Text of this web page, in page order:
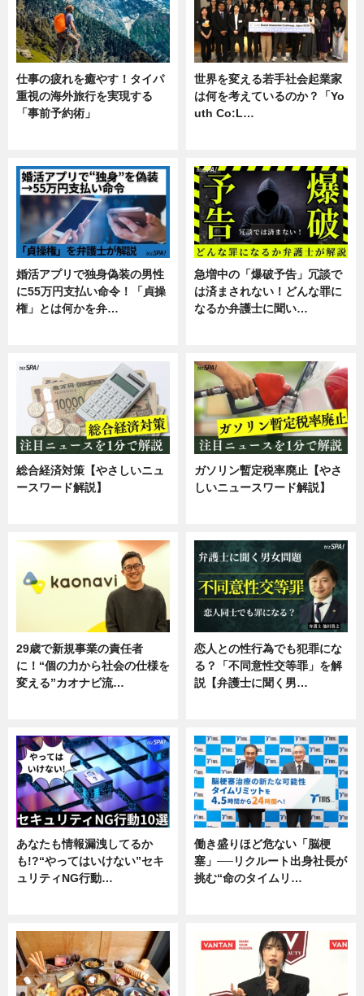
仕事の疲れを癒やす！タイパ
重視の海外旅行を実現する
「事前予約術」
世界を変える若手社会起業家
は何を考えているのか？「Yo
uth Co:L…
婚活アプリで独身偽装の男性
に55万円支払い命令！「貞操
権」とは何かを弁…
急増中の「爆破予告」冗談で
は済まされない！どんな罪に
なるか弁護士に聞い…
総合経済対策【やさしいニュ
ースワード解説】
ガソリン暫定税率廃止【やさ
しいニュースワード解説】
29歳で新規事業の責任者
に！“個の力から社会の仕様を
変える”カオナビ流…
恋人との性行為でも犯罪にな
る？「不同意性交等罪」を解
説【弁護士に聞く男…
あなたも情報漏洩してるか
も!?“やってはいけない”セキ
ュリティNG行動…
働き盛りほど危ない「脳梗
塞」──リクルート出身社長が
挑む“命のタイムリ…